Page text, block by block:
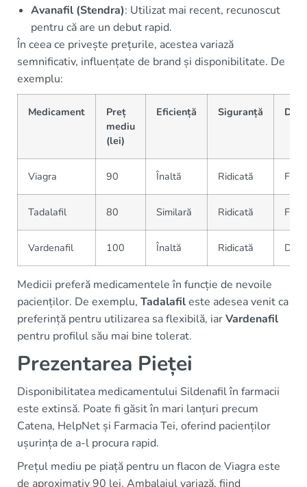
Avanafil (Stendra): Utilizat mai recent, recunoscut
pentru că are un debut rapid.
În ceea ce privește prețurile, acestea variază
semnificativ, influențate de brand și disponibilitate. De
exemplu:
Medicament
Preț
mediu
(lei)
Eficiență Siguranță
Viagra 90 Înaltă Ridicată
Tadalafil 80 Similară Ridicată
Vardenafil 100 Înaltă Ridicată
Medicii preferă medicamentele în funcție de nevoile
pacienților. De exemplu, Tadalafileste adesea venit ca
preferință pentru utilizarea sa flexibilă, iarVardenafil
pentru profilul său mai bine tolerat.
Prezentarea Pieței
Disponibilitatea medicamentului Sildenafil în farmacii
este extinsă. Poate fi găsit în mari lanțuri precum
Catena, HelpNet și Farmacia Tei, oferind pacienților
ușurința de a-l procura rapid.
Prețul mediu pe piață pentru un flacon de Viagra este
de aproximativ 90 lei. Ambalajul variază, fiind